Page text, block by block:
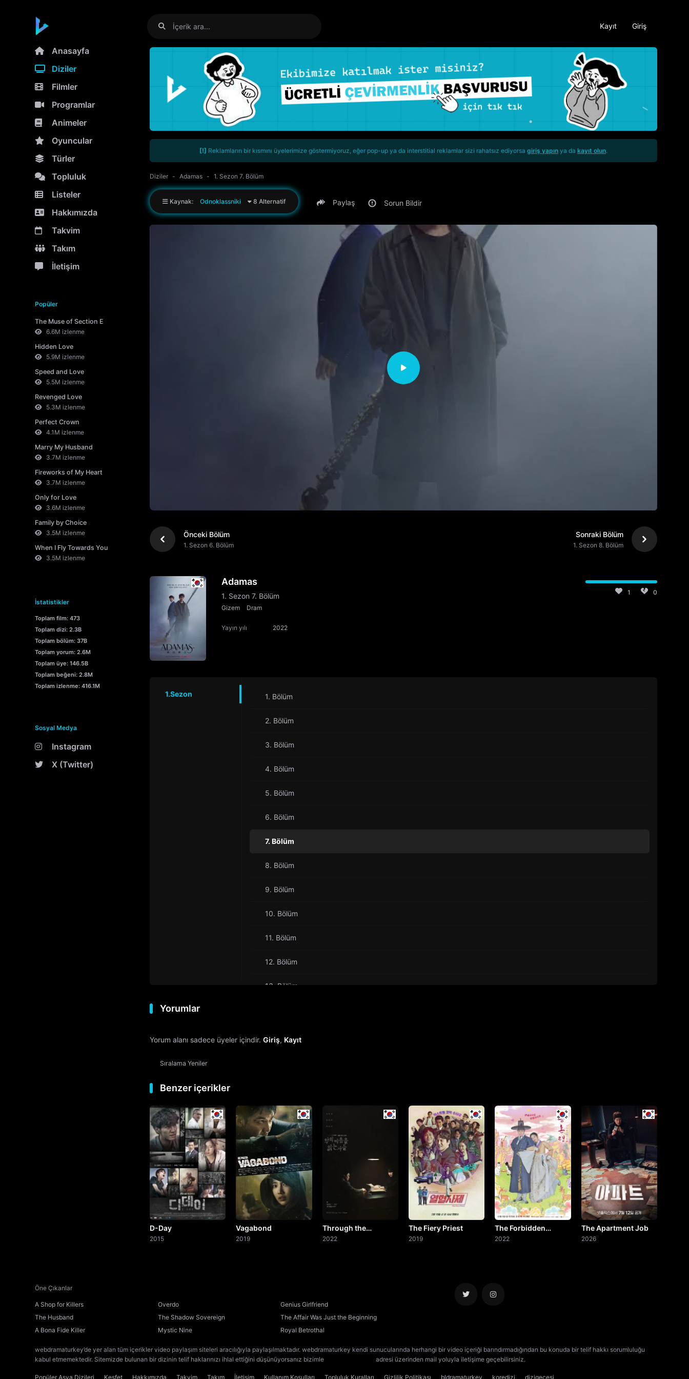
Kayıt Giriş
Anasayfa
Diziler
Filmler
Programlar
Animeler
Oyuncular
Türler
Topluluk
Listeler
Hakkımızda
Takvim
Takım
İletişim
Popüler
The Muse of Section E
6.6M izlenme
Hidden Love
5.9M izlenme
Speed and Love
5.5M izlenme
Revenged Love
5.3M izlenme
Perfect Crown
4.1M izlenme
Marry My Husband
3.7M izlenme
Fireworks of My Heart
3.7M izlenme
Only for Love
3.6M izlenme
Family by Choice
3.5M izlenme
When I Fly Towards You
3.5M izlenme
İstatistikler
Toplam film: 473
Toplam dizi: 2.3B
Toplam bölüm: 37B
Toplam yorum: 2.6M
Toplam üye: 146.5B
Toplam beğeni: 2.8M
Toplam izlenme: 416.1M
Sosyal Medya
Instagram
X (Twitter)
[!] Reklamların bir kısmını üyelerimize göstermiyoruz, eğer pop-up ya da interstitial reklamlar sizi rahatsız ediyorsa giriş yapın ya da kayıt olun.
Diziler Adamas 1. Sezon 7. Bölüm
Kaynak: Odnoklassniki 8 Alternatif Paylaş Sorun Bildir
Önceki Bölüm
1. Sezon 6. Bölüm
Sonraki Bölüm
1. Sezon 8. Bölüm
Adamas
1. Sezon 7. Bölüm
Gizem Dram
Yayın yılı 2022
1 0
1.Sezon 1. Bölüm
2. Bölüm
3. Bölüm
4. Bölüm
5. Bölüm
6. Bölüm
7. Bölüm
8. Bölüm
9. Bölüm
10. Bölüm
11. Bölüm
12. Bölüm
13. Bölüm
Yorumlar
Yorum alanı sadece üyeler içindir. Giriş, Kayıt
Sıralama Yeniler
Benzer içerikler
D-Day
2015
Vagabond
2019
Through the
Darkness
2022
The Fiery Priest
2019
The Forbidden
Marriage
2022
The Apartment Job
2026
Öne Çıkanlar
A Shop for Killers Overdo
Genius Girlfriend
The Husband
The Shadow Sovereign
The Affair Was Just the Beginning
A Bona Fide Killer
Mystic Nine Royal Betrothal
webdramaturkey’de yer alan tüm içerikler video paylaşım siteleri aracılığıyla paylaşılmaktadır. webdramaturkey kendi sunucularında herhangi bir video içeriği barındırmadığından bu konuda bir telif hakkı sorumluluğu
kabul etmemektedir. Sitemizde bulunan bir dizinin telif haklarınızı ihlal ettiğini düşünüyorsanız bizimle
adresi üzerinden mail yoluyla iletişime geçebilirsiniz.
Popüler Asya Dizileri Keşfet Hakkımızda Takvim Takım İletişim Kullanım Koşulları Topluluk Kuralları Gizlilik Politikası bldramaturkey koredizi dizigecesi